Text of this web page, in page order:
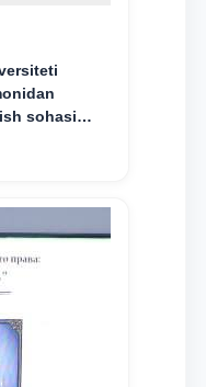
sohasida
hamda
ilmiy